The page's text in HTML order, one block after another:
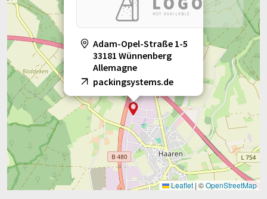
Adam-Opel-Straße 1-5
33181 Wünnenberg
Allemagne
packingsystems.de
Leaflet | ©OpenStreetMap